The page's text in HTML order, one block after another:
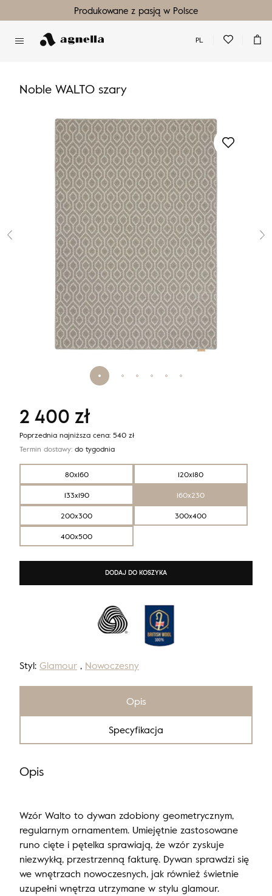
Produkowane z pasją w Polsce
PL
Noble WALTO szary
Styl: Glamour , Nowoczesny
80x160
120x180
133x190
160x230
200x300
300x400
400x500
2 400 zł
Poprzednia najniższa cena: 540 zł
Termin dostawy: do tygodnia
DODAJ DO KOSZYKA
Opis
Specyfikacja
Opis
Wzór Walto to dywan zdobiony geometrycznym,
regularnym ornamentem. Umiejętnie zastosowane
runo cięte i pętelka sprawiają, że wzór zyskuje
niezwykłą, przestrzenną fakturę. Dywan sprawdzi się
we wnętrzach nowoczesnych, jak również świetnie
uzupełni wnętrza utrzymane w stylu glamour.